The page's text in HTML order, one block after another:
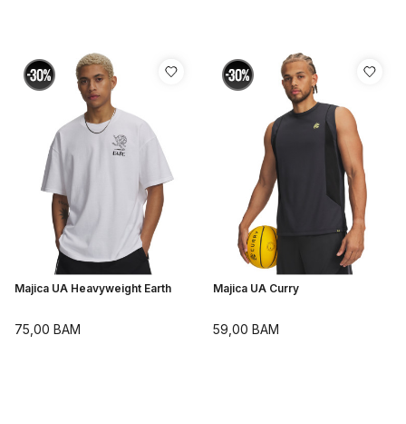
Majica UA Heavyweight Earth
75,00 BAM
Majica UA Curry
59,00 BAM